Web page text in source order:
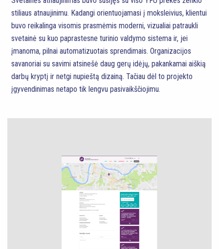
stiliaus atnaujinimu. Kadangi orientuojamasi į moksleivius, klientui
buvo reikalinga visomis prasmėmis moderni, vizualiai patraukli
svetainė su kuo paprastesne turinio valdymo sistema ir, jei
įmanoma, pilnai automatizuotais sprendimais. Organizacijos
savanoriai su savimi atsinešė daug gerų idėjų, pakankamai aiškią
darbų kryptį ir netgi nupieštą dizainą. Tačiau dėl to projekto
įgyvendinimas netapo tik lengvu pasivaikščiojimu.